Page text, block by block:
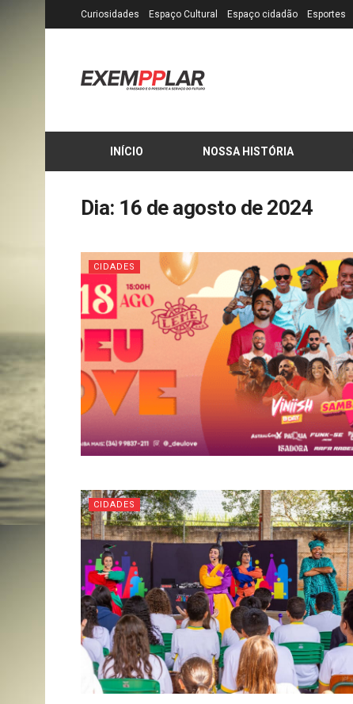
Curiosidades Espaço Cultural Espaço cidadão Esportes
INÍCIO NOSSA HISTÓRIA
Dia: 16 de agosto de 2024
CIDADES
CIDADES